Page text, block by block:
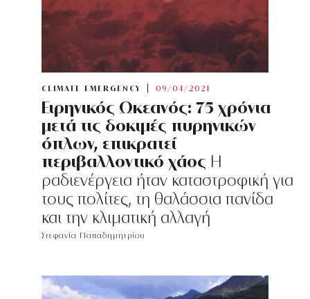
CLIMATE EMERGENCY 09/04/2021
Ειρηνικός Ωκεανός: 75 χρόνια
μετά τις δοκιμές πυρηνικών
όπλων, επικρατεί
περιβαλλοντικό χάος Η
ραδιενέργεια ήταν καταστροφική για
τους πολίτες, τη θαλάσσια πανίδα
και την κλιματική αλλαγή
Στεφανία Παπαδημητρίου